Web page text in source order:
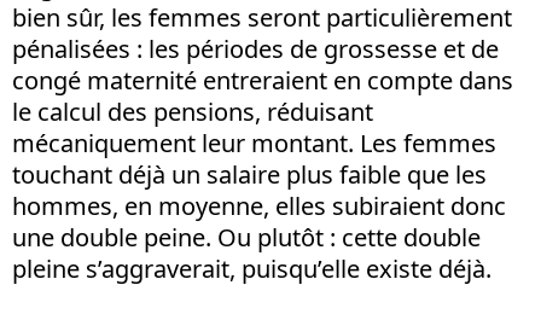
bien sûr, les femmes seront particulièrement
pénalisées : les périodes de grossesse et de
congé maternité entreraient en compte dans
le calcul des pensions, réduisant
mécaniquement leur montant. Les femmes
touchant déjà un salaire plus faible que les
hommes, en moyenne, elles subiraient donc
une double peine. Ou plutôt : cette double
pleine s’aggraverait, puisqu’elle existe déjà.